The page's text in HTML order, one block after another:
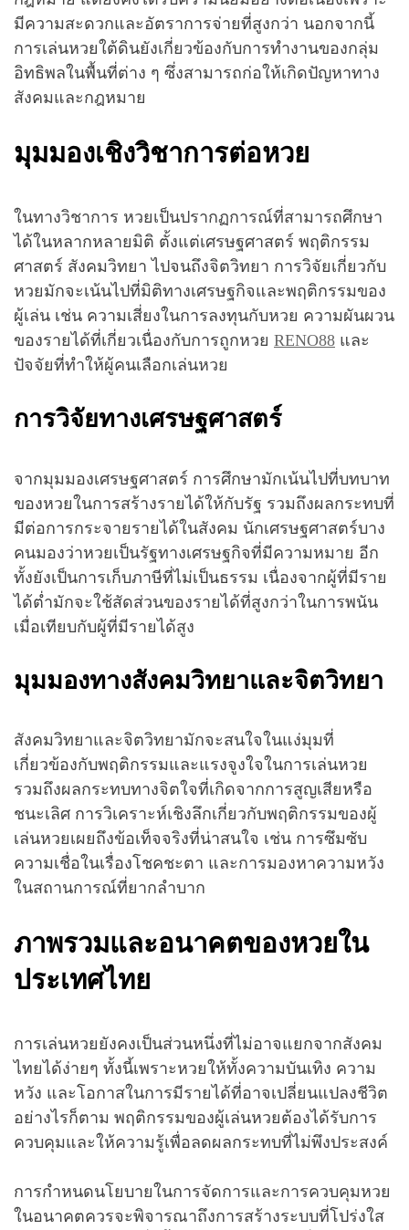
มีความสะดวกและอัตราการจ่ายที่สูงกว่า นอกจากนี้
การเล่นหวยใต้ดินยังเกี่ยวข้องกับการทำงานของกลุ่ม
อิทธิพลในพื้นที่ต่าง ๆ ซึ่งสามารถก่อให้เกิดปัญหาทาง
สังคมและกฎหมาย
มุมมองเชิงวิชาการต่อหวย
ในทางวิชาการ หวยเป็นปรากฏการณ์ที่สามารถศึกษา
ได้ในหลากหลายมิติ ตั้งแต่เศรษฐศาสตร์ พฤติกรรม
ศาสตร์ สังคมวิทยา ไปจนถึงจิตวิทยา การวิจัยเกี่ยวกับ
หวยมักจะเน้นไปที่มิติทางเศรษฐกิจและพฤติกรรมของ
ผู้เล่น เช่น ความเสี่ยงในการลงทุนกับหวย ความผันผวน
ของรายได้ที่เกี่ยวเนื่องกับการถูกหวย RENO88 และ
ปัจจัยที่ทำให้ผู้คนเลือกเล่นหวย
การวิจัยทางเศรษฐศาสตร์
จากมุมมองเศรษฐศาสตร์ การศึกษามักเน้นไปที่บทบาท
ของหวยในการสร้างรายได้ให้กับรัฐ รวมถึงผลกระทบที่
มีต่อการกระจายรายได้ในสังคม นักเศรษฐศาสตร์บาง
คนมองว่าหวยเป็นรัฐทางเศรษฐกิจที่มีความหมาย อีก
ทั้งยังเป็นการเก็บภาษีที่ไม่เป็นธรรม เนื่องจากผู้ที่มีราย
ได้ต่ำมักจะใช้สัดส่วนของรายได้ที่สูงกว่าในการพนัน
เมื่อเทียบกับผู้ที่มีรายได้สูง
มุมมองทางสังคมวิทยาและจิตวิทยา
สังคมวิทยาและจิตวิทยามักจะสนใจในแง่มุมที่
เกี่ยวข้องกับพฤติกรรมและแรงจูงใจในการเล่นหวย
รวมถึงผลกระทบทางจิตใจที่เกิดจากการสูญเสียหรือ
ชนะเลิศ การวิเคราะห์เชิงลึกเกี่ยวกับพฤติกรรมของผู้
เล่นหวยเผยถึงข้อเท็จจริงที่น่าสนใจ เช่น การซึมซับ
ความเชื่อในเรื่องโชคชะตา และการมองหาความหวัง
ในสถานการณ์ที่ยากลำบาก
ภาพรวมและอนาคตของหวยใน
ประเทศไทย
การเล่นหวยยังคงเป็นส่วนหนึ่งที่ไม่อาจแยกจากสังคม
ไทยได้ง่ายๆ ทั้งนี้เพราะหวยให้ทั้งความบันเทิง ความ
หวัง และโอกาสในการมีรายได้ที่อาจเปลี่ยนแปลงชีวิต
อย่างไรก็ตาม พฤติกรรมของผู้เล่นหวยต้องได้รับการ
ควบคุมและให้ความรู้เพื่อลดผลกระทบที่ไม่พึงประสงค์
การกำหนดนโยบายในการจัดการและการควบคุมหวย
ในอนาคตควรจะพิจารณาถึงการสร้างระบบที่โปร่งใส